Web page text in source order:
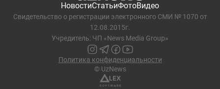
НовостиСтатьиФотоВидео
Свидетельство о регистрации электронного СМИ № 1070 от
12.08.2015г.
Учредитель: ЧП «News Media Group»
Политика конфиденциальности
© UzNews